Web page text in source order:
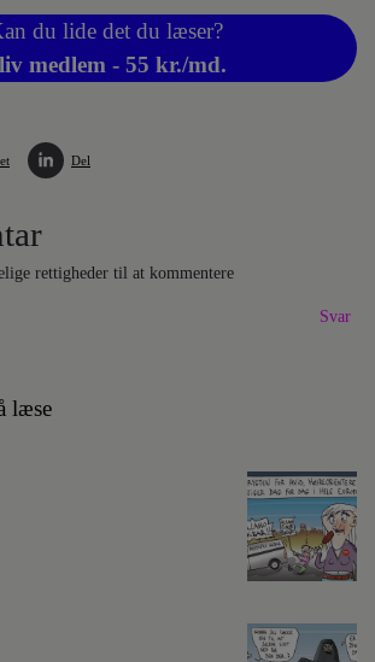
du lide det du læser?
medlem - 55 kr./md.
Del
rettigheder til at kommentere
Svar
læse